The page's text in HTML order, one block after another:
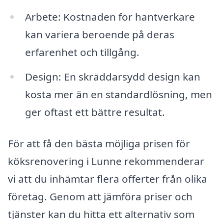
Arbete: Kostnaden för hantverkare
kan variera beroende på deras
erfarenhet och tillgång.
Design: En skräddarsydd design kan
kosta mer än en standardlösning, men
ger oftast ett bättre resultat.
För att få den bästa möjliga prisen för
köksrenovering i Lunne rekommenderar
vi att du inhämtar flera offerter från olika
företag. Genom att jämföra priser och
tjänster kan du hitta ett alternativ som